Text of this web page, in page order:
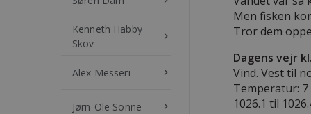
Kenneth Habby
Skov
keyboard_arrow_right
Alex Messeri keyboard_arrow_right
Jørn-Ole Sonne keyboard_arrow_right
Men fisken
Tror dem
Dagens vejr
Vind. Vest til
Temperatur: 7
1026.1 til